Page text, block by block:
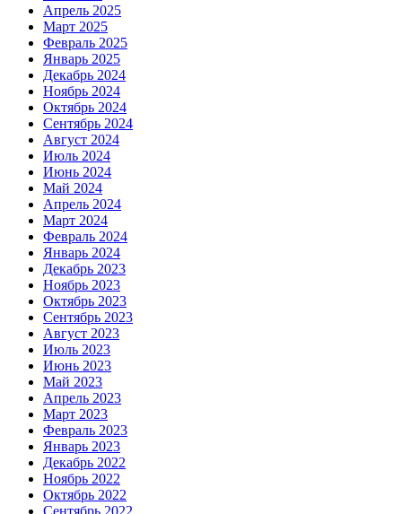
Апрель 2025
Март 2025
Февраль 2025
Январь 2025
Декабрь 2024
Ноябрь 2024
Октябрь 2024
Сентябрь 2024
Август 2024
Июль 2024
Июнь 2024
Май 2024
Апрель 2024
Март 2024
Февраль 2024
Январь 2024
Декабрь 2023
Ноябрь 2023
Октябрь 2023
Сентябрь 2023
Август 2023
Июль 2023
Июнь 2023
Май 2023
Апрель 2023
Март 2023
Февраль 2023
Январь 2023
Декабрь 2022
Ноябрь 2022
Октябрь 2022
Сентябрь 2022